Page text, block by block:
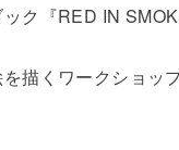
ク『RED IN
描くワークショッ